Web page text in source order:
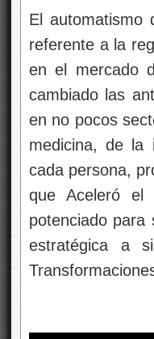
El
referente a la
en el mercado
cambiado las
en no pocos
medicina, de la
cada persona,
que Aceleró el
potenciado
estratégica a